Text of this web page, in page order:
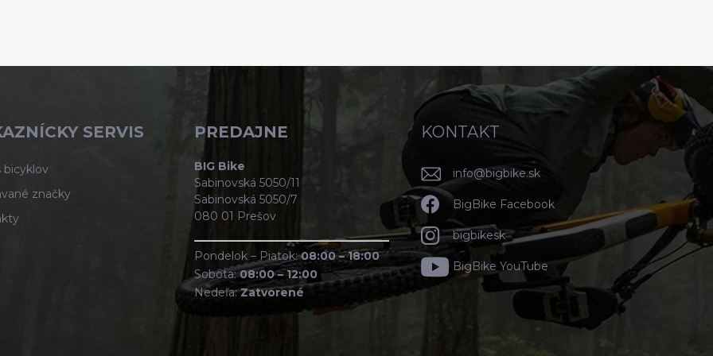
SERVIS
bicyklov
značky
PREDAJNE
BIG Bike
Sabinovská 5050/11
Sabinovská 5050/7
080 01 Prešov
Pondelok – Piatok:08:00 – 18:00
Sobota:08:00 – 12:00
Nedeľa:Zatvorené
KONTAKT
info@bigbike.sk
BigBike Facebook
bigbikesk
BigBike YouTube